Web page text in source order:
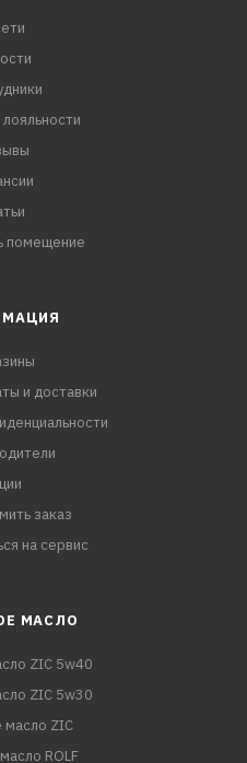
помещение
и доставки
заказ
на сервис
МАСЛО
ZIC 5w40
ZIC 5w30
ZIC
ROLF